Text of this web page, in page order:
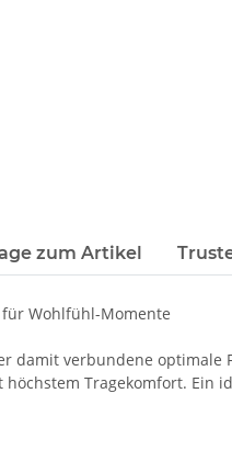
zum Artikel
Wohlfühl-Momente
damit verbundene
höchstem Tragekomfort. Ein